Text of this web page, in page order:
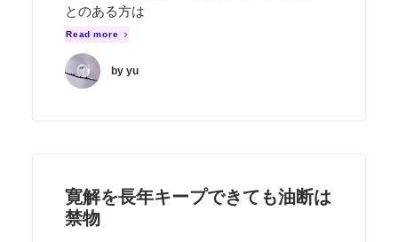
とのある方は
Read more
by yu
寛解を長年キープできても油断は
禁物